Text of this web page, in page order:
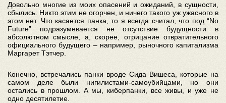
Довольно многие из моих опасений и ожиданий, в сущности,
сбылись. Никто этим не огорчен, и ничего такого уж ужасного в
этом нет. Что касается панка, то я всегда считал, что под “No
Future” подразумевается не отсутствие будущности в
абсолютном смысле, а, скорее, отрицание отвратительного
официального будущего – например, рыночного капитализма
Маргарет Тэтчер.
Конечно, встречались панки вроде Сида Вишеса, которые на
самом деле были нигилистами-самоубийцами, но они
остались в прошлом. А мы, киберпанки, все живы, и уже не
одно десятилетие.